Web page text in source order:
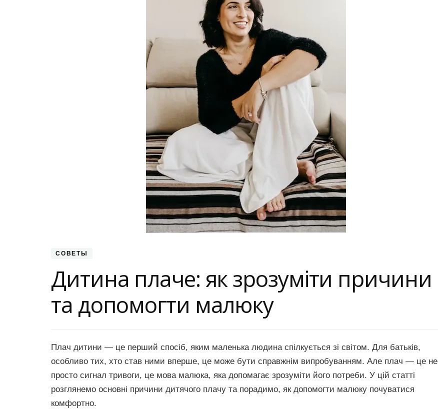
СОВЕТЫ
Дитина плаче: як зрозуміти причини
та допомогти малюку
Плач дитини — це перший спосіб, яким маленька людина спілкується зі світом. Для батьків,
особливо тих, хто став ними вперше, це може бути справжнім випробуванням. Але плач — це не
просто сигнал тривоги, це мова малюка, яка допомагає зрозуміти його потреби. У цій статті
розглянемо основні причини дитячого плачу та порадимо, як допомогти малюку почуватися
комфортно.